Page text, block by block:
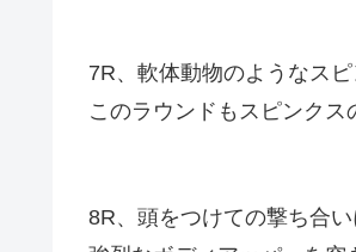
7R、軟体動物のようなス
このラウンドもスピンクス
8R、頭をつけての撃ち合い